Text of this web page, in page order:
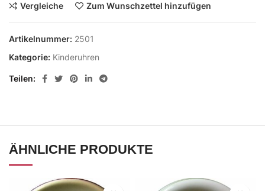
Vergleiche Zum Wunschzettel hinzufügen
Artikelnummer: 2501
Kategorie: Kinderuhren
Teilen
ÄHNLICHE PRODUKTE